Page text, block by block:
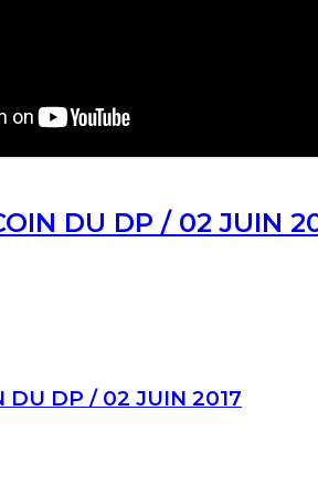
DU DP / 02 JUIN
DU DP / 02 JUIN 2017